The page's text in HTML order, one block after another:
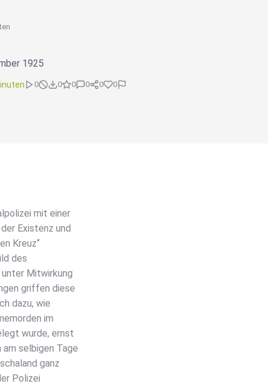
1925
0 0 0 0 0 0
mit einer
Existenz und
Kreuz“
des
Mitwirkung
griffen diese
dazu, wie
im
wurde, ernst
selbigen Tage
ganz
Polizei